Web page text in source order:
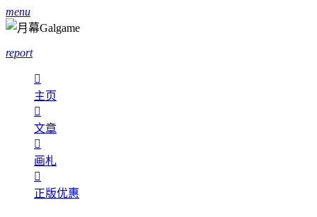
menu
report

主页

文章

画札

正版优惠